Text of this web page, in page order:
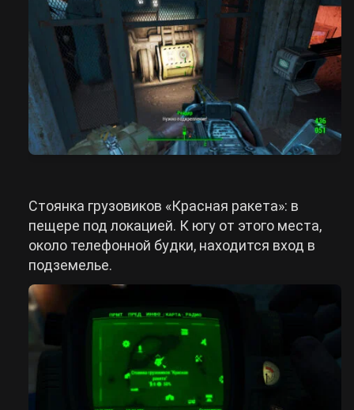
Стоянка грузовиков «Красная ракета»: в
пещере под локацией. К югу от этого места,
около телефонной будки, находится вход в
подземелье.